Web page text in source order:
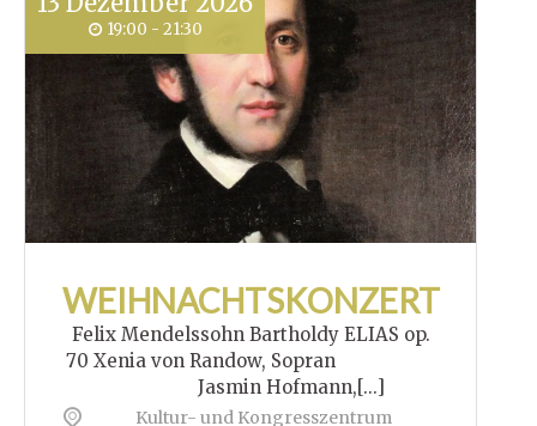
19:00 - 21:30
WEIHNACHTSKONZERT
Felix Mendelssohn Bartholdy ELIAS op.
70 Xenia von Randow, Sopran
Jasmin Hofmann,[...]
Kultur- und Kongresszentrum